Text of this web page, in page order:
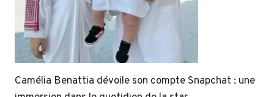
Camélia Benattia dévoile son compte Snapchat : une